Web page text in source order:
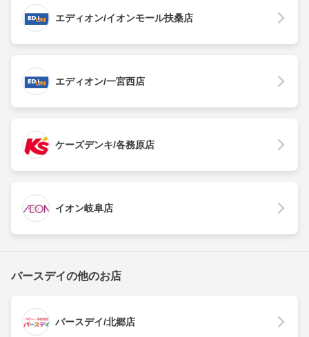
エディオン/イオンモール扶桑店
エディオン/一宮西店
ケーズデンキ/各務原店
イオン岐阜店
バースデイの他のお店
バースデイ/北郷店